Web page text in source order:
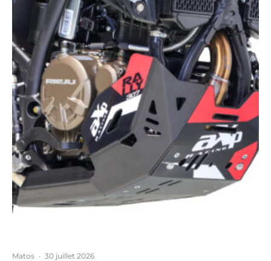
Matos · 30 juillet 2026